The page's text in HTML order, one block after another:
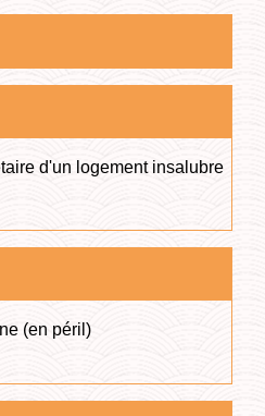
d'un logement insalubre
(en péril)